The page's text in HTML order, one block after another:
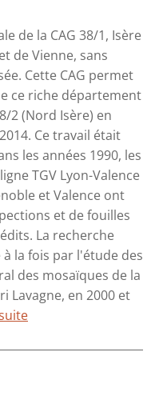
de la CAG 38/1, Isère
de Vienne, sans
Cette CAG permet
ce riche département
2 (Nord Isère) en
Ce travail était
les années 1990, les
TGV Lyon-Valence
et Valence ont
et de fouilles
La recherche
la fois par l'étude des
des mosaïques de la
Lavagne, en 2000 et